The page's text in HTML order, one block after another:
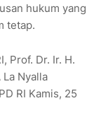
hukum yang
tetap.
Prof. Dr. Ir. H.
Nyalla
RI Kamis, 25